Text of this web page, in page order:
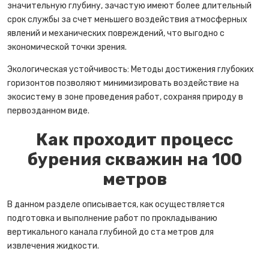
значительную глубину, зачастую имеют более длительный
срок службы за счет меньшего воздействия атмосферных
явлений и механических повреждений, что выгодно с
экономической точки зрения.
Экологическая устойчивость: Методы достижения глубоких
горизонтов позволяют минимизировать воздействие на
экосистему в зоне проведения работ, сохраняя природу в
первозданном виде.
Как проходит процесс
бурения скважин на 100
метров
В данном разделе описывается, как осуществляется
подготовка и выполнение работ по прокладыванию
вертикального канала глубиной до ста метров для
извлечения жидкости.